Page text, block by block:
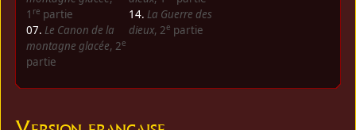
1 re partie
07. Le Canon de la
montagne glacée, 2e
partie
14. La Guerre des
dieux, 2e partie